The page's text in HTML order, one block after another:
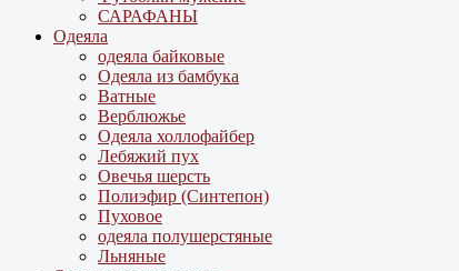
САРАФАНЫ
Одеяла
одеяла байковые
Одеяла из бамбука
Ватные
Верблюжье
Одеяла холлофайбер
Лебяжий пух
Овечья шерсть
Полиэфир (Синтепон)
Пуховое
одеяла полушерстяные
Льняные